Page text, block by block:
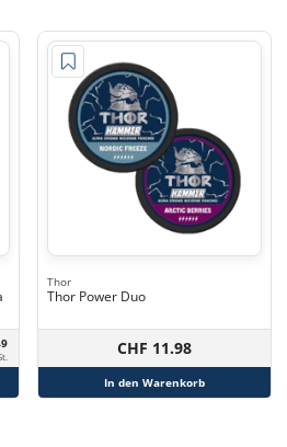
Thor
Thor Power Duo
CHF 11.98
In den Warenkorb